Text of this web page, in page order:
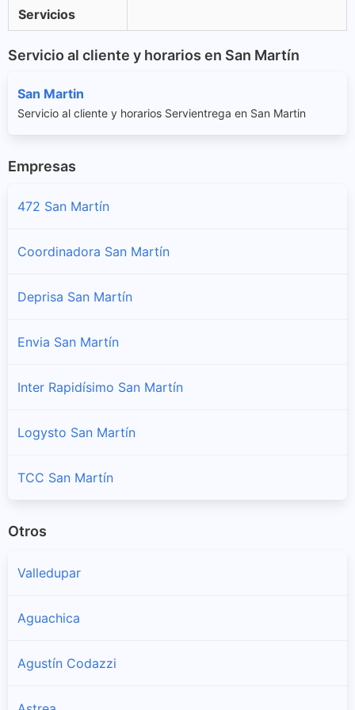
Servicios
Servicio al cliente y horarios en San Martín
San Martin
Servicio al cliente y horarios Servientrega en San Martin
Empresas
472 San Martín
Coordinadora San Martín
Deprisa San Martín
Envia San Martín
Inter Rapidísimo San Martín
Logysto San Martín
TCC San Martín
Otros
Valledupar
Aguachica
Agustín Codazzi